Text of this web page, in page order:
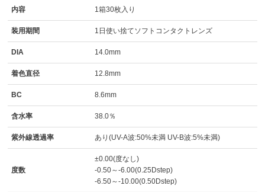
内容 1箱30枚入り
装用期間 1日使い捨てソフトコンタクトレンズ
DIA 14.0mm
着色直径 12.8mm
BC 8.6mm
含水率 38.0％
紫外線透過率 あり(UV-A波:50%未満 UV-B波:5%未満)
度数
±0.00(度なし)
-0.50～-6.00(0.25Dstep)
-6.50～-10.00(0.50Dstep)